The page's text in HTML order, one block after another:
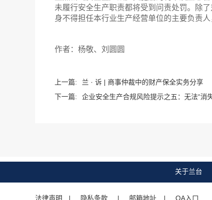
未履行安全生产职责都将受到问责处罚。除
身不得担任本行业生产经营单位的主要负责
作者：杨敬、刘圆圆
上一篇:
兰 · 诉 | 商事仲裁中的财产保全实务分享
下一篇:
企业安全生产合规风险提示之五：无法“消
关于兰台
法律声明 | 隐私条款 | 邮箱地址 | OA入口